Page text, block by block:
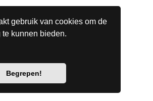
gebruik van cookies om de
te kunnen bieden.
Begrepen!